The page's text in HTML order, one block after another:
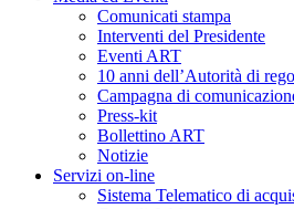
Comunicati stampa
Interventi del Presidente
Eventi ART
10 anni dell’Autorità di
Campagna di
Press-kit
Bollettino ART
Notizie
Servizi on-line
Sistema Telematico di